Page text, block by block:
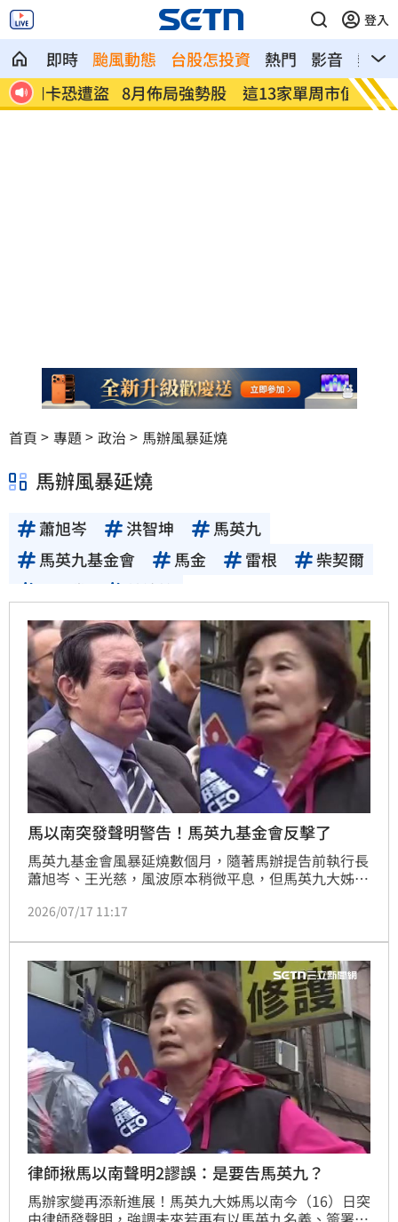
登入
即時 颱風動態 台股怎投資 熱門 影音
熱搜
盜 8月佈局強勢股 這13家單周市值暴增千
億
許富
首頁 專題 政治 馬辦風暴延燒
馬辦風暴延燒
蕭旭岑 洪智坤
馬英九
馬英九基金會
馬金 雷根
柴契爾
國民黨
前總統
馬以南突發聲明警告！馬英九基金會反擊了
馬英九基金會風暴延燒數個月，隨著馬辦提告前執行長
蕭旭岑、王光慈，風波原本稍微平息，但馬英九大姊馬
名義、簽署文件，將依法追究法律責任。對此，馬英九
裁定，馬英九在法律上或事實層面都是具有完全行為能
力之人。基金會並強調，絕非前國安會秘書長金溥聰欲
利用馬英九行政治鬥爭，「馬前總統本人特別針對此點
澄清」。
2026/07/17 11:17
律師揪馬以南聲明2謬誤：是要告馬英九？
馬辦家變再添新進展！馬英九大姊馬以南今（16）日突